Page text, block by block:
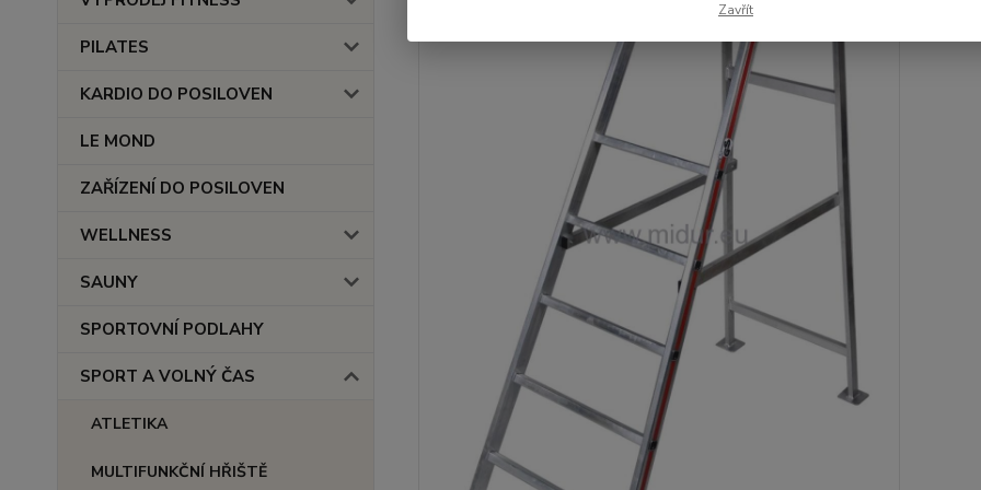
PILATES
KARDIO DO POSILOVEN
LE MOND
ZAŘÍZENÍ DO POSILOVEN
WELLNESS
SAUNY
SPORTOVNÍ PODLAHY
SPORT A VOLNÝ ČAS
ATLETIKA
MULTIFUNKČNÍ HŘIŠTĚ
Zavřít